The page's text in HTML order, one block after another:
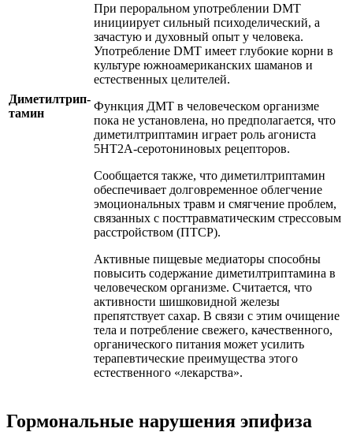
Диметилтрип-
тамин
При пероральном употреблении DMT
инициирует сильный психоделический, а
зачастую и духовный опыт у человека.
Употребление DMT имеет глубокие корни в
культуре южноамериканских шаманов и
естественных целителей.
Функция ДМТ в человеческом организме
пока не установлена, но предполагается, что
диметилтриптамин играет роль агониста
5HT2A-серотониновых рецепторов.
Сообщается также, что диметилтриптамин
обеспечивает долговременное облегчение
эмоциональных травм и смягчение проблем,
связанных с посттравматическим стрессовым
расстройством (ПТСР).
Активные пищевые медиаторы способны
повысить содержание диметилтриптамина в
человеческом организме. Считается, что
активности шишковидной железы
препятствует сахар. В связи с этим очищение
тела и потребление свежего, качественного,
органического питания может усилить
терапевтические преимущества этого
естественного «лекарства».
Гормональные нарушения эпифиза